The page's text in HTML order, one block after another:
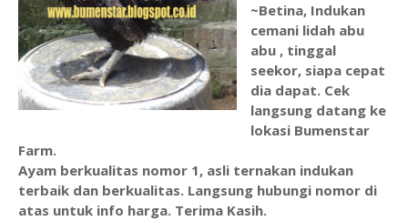
~Betina, Indukan
cemani lidah abu
abu , tinggal
seekor, siapa cepat
dia dapat. Cek
langsung datang ke
lokasi Bumenstar
Farm.
Ayam berkualitas nomor 1, asli ternakan indukan
terbaik dan berkualitas. Langsung hubungi nomor di
atas untuk info harga. Terima Kasih.